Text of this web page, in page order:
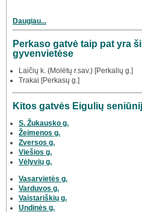
Daugiau...
Perkaso gatvė taip pat yra
gyvenvietėse
Laičių k. (Molėtų r.sav.) [Perkalių g.]
Trakai [Perkasų g.]
Kitos gatvės Eigulių
S. Žukausko g.
Žeimenos g.
Zversos g.
Viešios g.
Vėlyvių g.
Vasarvietės g.
Varduvos g.
Vaistariškių g.
Undinės g.